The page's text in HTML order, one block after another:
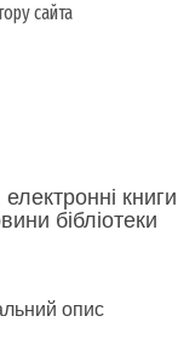
сайта
бібліотеки
опис